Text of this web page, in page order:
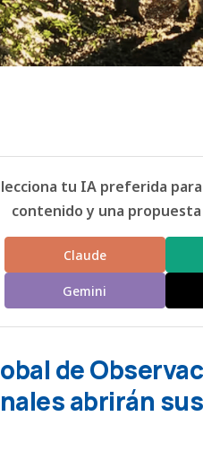
tu IA preferida
contenido y una
Claude
Gemini
de
abrirán